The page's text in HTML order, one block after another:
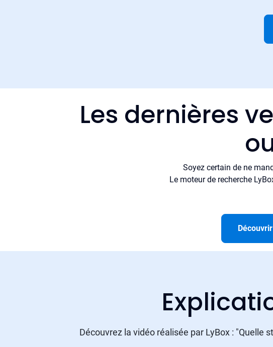
Les dernières
Soyez certain de ne
Le moteur de recherche
Découvrez la vidéo réalisée par LyBox : "Quelle